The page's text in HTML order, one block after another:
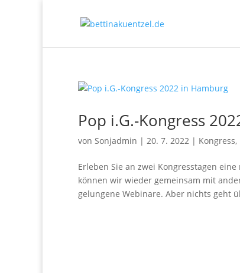
Pop i.G.-Kongress
von Sonjadmin | 20. 7. 2022 | Kongress,
Erleben Sie an zwei Kongresstagen
können wir wieder gemeinsam mit
gelungene Webinare. Aber nichts geht